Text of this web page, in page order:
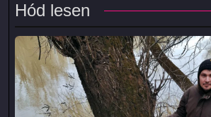
Hód lesen